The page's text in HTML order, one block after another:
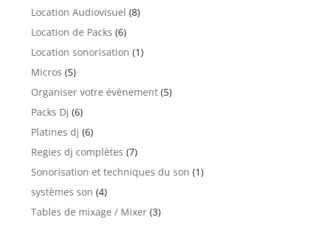
Location Audiovisuel (8)
Location de Packs (6)
Location sonorisation (1)
Micros (5)
Organiser votre évènement(5)
Packs Dj (6)
Platines dj (6)
Regies dj complètes (7)
Sonorisation et techniques du son (1)
systèmes son (4)
Tables de mixage / Mixer(3)